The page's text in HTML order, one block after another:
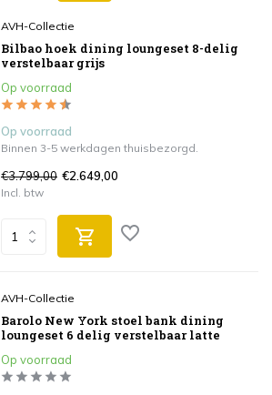
AVH-Collectie
Bilbao hoek dining loungeset 8-delig
verstelbaar grijs
Op voorraad
Op voorraad
Binnen 3-5 werkdagen thuisbezorgd.
€3.799,00 €2.649,00
Incl. btw
AVH-Collectie
Barolo New York stoel bank dining
loungeset 6 delig verstelbaar latte
Op voorraad